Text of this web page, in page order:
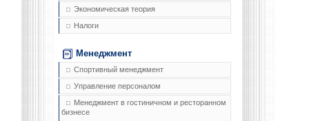
Экономическая теория
Налоги
Менеджмент
Спортивный менеджмент
Управление персоналом
Менеджмент в гостиничном и ресторанном
бизнесе